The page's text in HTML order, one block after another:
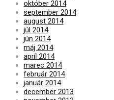
október 2014
september 2014
august 2014
júl 2014
jún 2014
máj 2014
apríl 2014
marec 2014
február 2014
január 2014
december 2013